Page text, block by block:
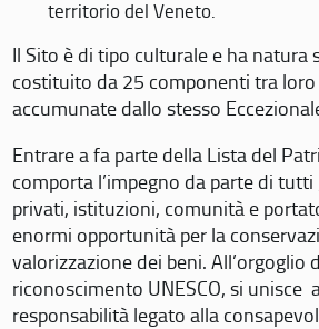
territorio del Veneto.
Il Sito è di tipo culturale e ha natura
costituito da 25 componenti tra
accumunate dallo stesso
Entrare a fa parte della Lista del
comporta l’impegno da parte di tutti
privati, istituzioni, comunità e
enormi opportunità per la
valorizzazione dei beni. All’orgoglio
riconoscimento UNESCO, si unisce
responsabilità legato alla